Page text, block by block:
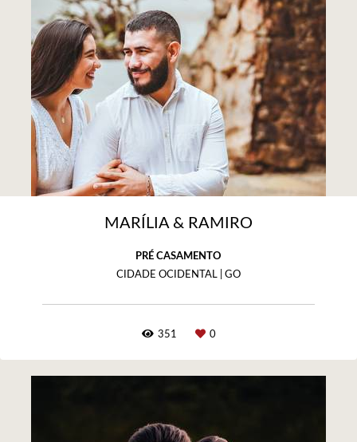
MARÍLIA & RAMIRO
PRÉ CASAMENTO
CIDADE OCIDENTAL | GO
351 0